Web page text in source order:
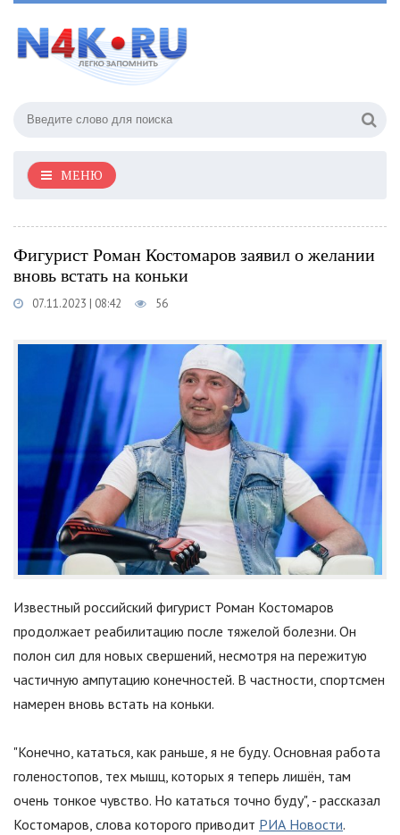
МЕНЮ
Фигурист Роман Костомаров заявил о желании
вновь встать на коньки
07.11.2023 | 08:42 56
Известный российский фигурист Роман Костомаров
продолжает реабилитацию после тяжелой болезни. Он
полон сил для новых свершений, несмотря на пережитую
частичную ампутацию конечностей. В частности, спортсмен
намерен вновь встать на коньки.
"Конечно, кататься, как раньше, я не буду. Основная работа
голеностопов, тех мышц, которых я теперь лишён, там
очень тонкое чувство. Но кататься точно буду", - рассказал
Костомаров, слова которого приводит РИА Новости.